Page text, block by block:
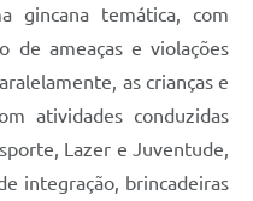
gincana temática, com
de ameaças e violações
as crianças e
atividades conduzidas
Lazer e Juventude,
integração, brincadeiras